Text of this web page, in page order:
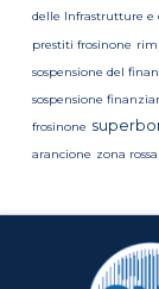
delle Infrastrutture e
prestiti frosinone
sospensione del
sospensione
frosinone
arancione zona rossa